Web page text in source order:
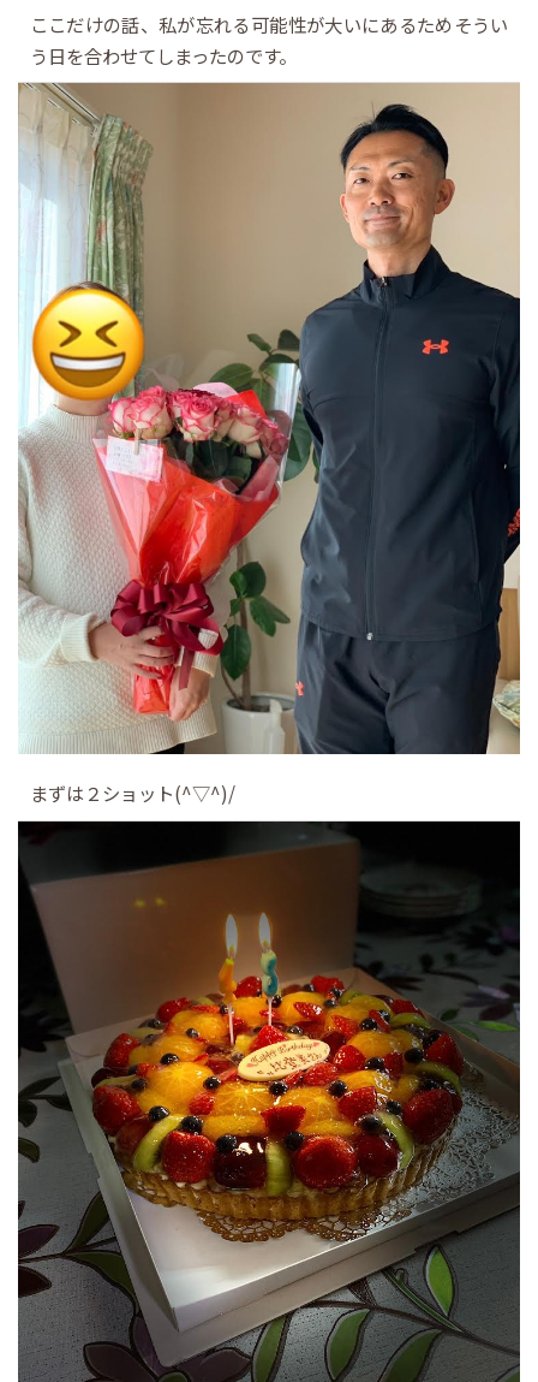
ここだけの話、私が忘れる可能性が大いにあるためそうい
う日を合わせてしまったのです。
まずは２ショット(^▽^)/